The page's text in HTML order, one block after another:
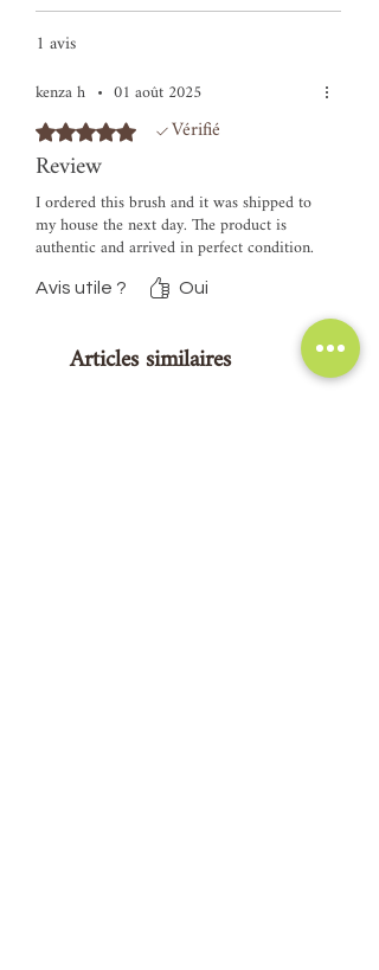
1 avis
kenza h • 01 août 2025
Noté 5 sur 5. Vérifié
Review
I ordered this brush and it was shipped to
my house the next day. The product is
authentic and arrived in perfect condition.
Avis utile ? Oui
Articles similaires